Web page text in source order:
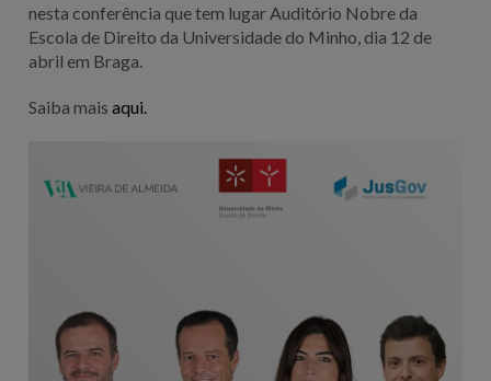
nesta conferência que tem lugar Auditório Nobre da
Escola de Direito da Universidade do Minho, dia 12 de
abril em Braga.
Saiba mais aqui.